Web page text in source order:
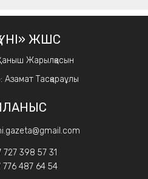
ҮНІ» ЖШС
Жарылқасын
Азамат Тасқараұлы
727 398 57 31
776 487 64 54